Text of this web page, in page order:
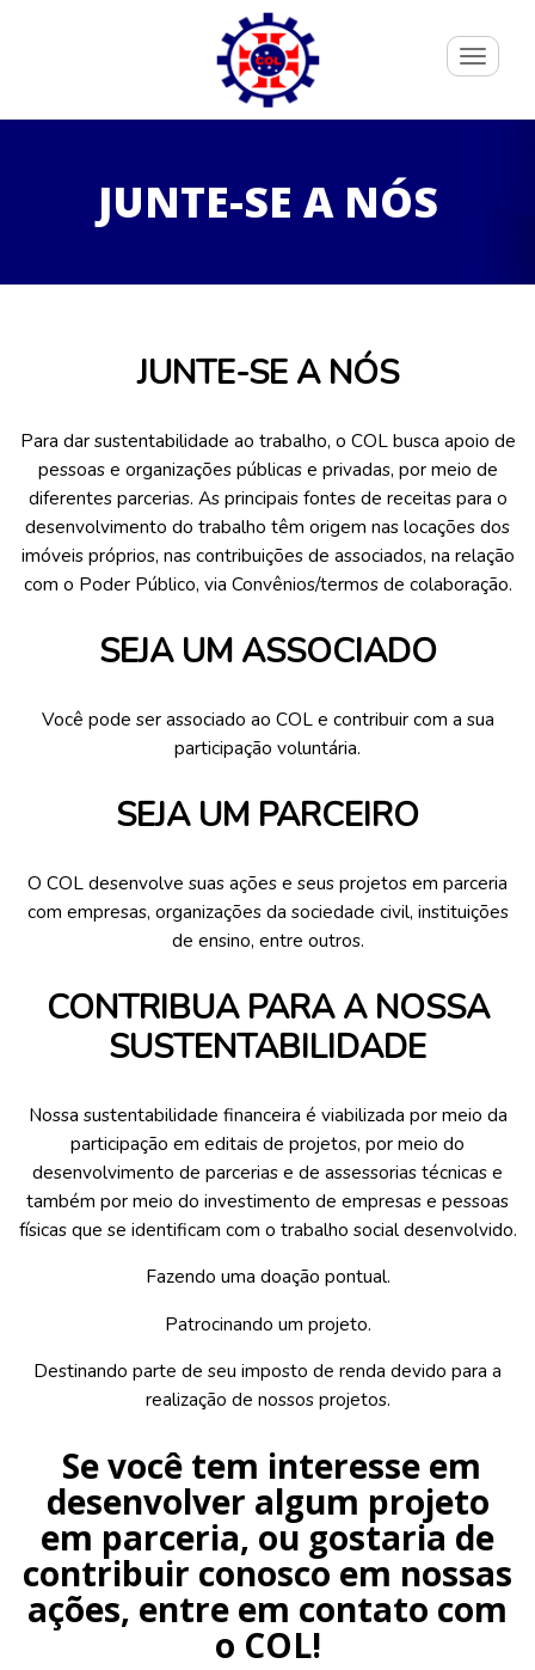
Toggle
JUNTE-SE A NÓS
JUNTE-SE A NÓS
Para dar sustentabilidade ao trabalho, o COL busca apoio de
pessoas e organizações públicas e privadas, por meio de
diferentes parcerias. As principais fontes de receitas para o
desenvolvimento do trabalho têm origem nas locações dos
imóveis próprios, nas contribuições de associados, na relação
com o Poder Público, via Convênios/termos de colaboração.
SEJA UM ASSOCIADO
Você pode ser associado ao COL e contribuir com a sua
participação voluntária.
SEJA UM PARCEIRO
O COL desenvolve suas ações e seus projetos em parceria
com empresas, organizações da sociedade civil, instituições
de ensino, entre outros.
CONTRIBUA PARA A NOSSA
SUSTENTABILIDADE
Nossa sustentabilidade financeira é viabilizada por meio da
participação em editais de projetos, por meio do
desenvolvimento de parcerias e de assessorias técnicas e
também por meio do investimento de empresas e pessoas
físicas que se identificam com o trabalho social desenvolvido.
Fazendo uma doação pontual.
Patrocinando um projeto.
Destinando parte de seu imposto de renda devido para a
realização de nossos projetos.
Se você tem interesse em
desenvolver algum projeto
em parceria, ou gostaria de
contribuir conosco em nossas
ações, entre em contato com
o COL!